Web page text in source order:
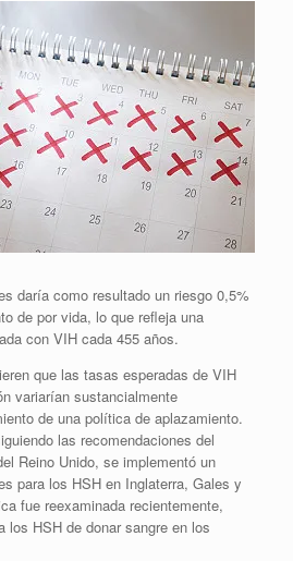
daría como resultado un riesgo 0,5%
de por vida, lo que refleja una
con VIH cada 455 años.
que las tasas esperadas de VIH
variarían sustancialmente
de una política de aplazamiento.
las recomendaciones del
Reino Unido, se implementó un
para los HSH en Inglaterra, Gales y
fue reexaminada recientemente,
los HSH de donar sangre en los